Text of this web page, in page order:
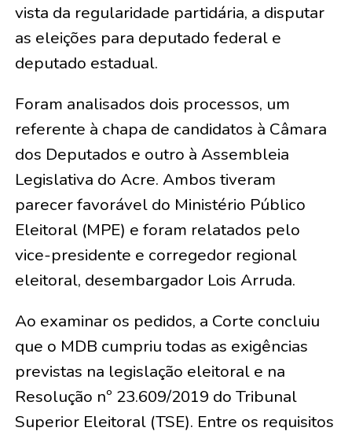
vista da regularidade partidária, a disputar
as eleições para deputado federal e
deputado estadual.
Foram analisados dois processos, um
referente à chapa de candidatos à Câmara
dos Deputados e outro à Assembleia
Legislativa do Acre. Ambos tiveram
parecer favorável do Ministério Público
Eleitoral (MPE) e foram relatados pelo
vice-presidente e corregedor regional
eleitoral, desembargador Lois Arruda.
Ao examinar os pedidos, a Corte concluiu
que o MDB cumpriu todas as exigências
previstas na legislação eleitoral e na
Resolução nº 23.609/2019 do Tribunal
Superior Eleitoral (TSE). Entre os requisitos